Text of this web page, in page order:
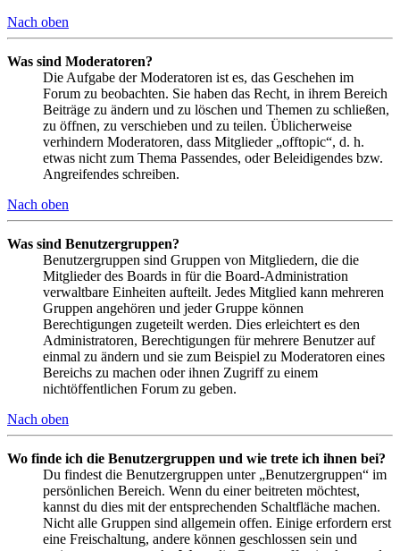
Nach oben
Was sind Moderatoren?
Die Aufgabe der Moderatoren ist es, das Geschehen im
Forum zu beobachten. Sie haben das Recht, in ihrem Bereich
Beiträge zu ändern und zu löschen und Themen zu schließen,
zu öffnen, zu verschieben und zu teilen. Üblicherweise
verhindern Moderatoren, dass Mitglieder „offtopic“, d. h.
etwas nicht zum Thema Passendes, oder Beleidigendes bzw.
Angreifendes schreiben.
Nach oben
Was sind Benutzergruppen?
Benutzergruppen sind Gruppen von Mitgliedern, die die
Mitglieder des Boards in für die Board-Administration
verwaltbare Einheiten aufteilt. Jedes Mitglied kann mehreren
Gruppen angehören und jeder Gruppe können
Berechtigungen zugeteilt werden. Dies erleichtert es den
Administratoren, Berechtigungen für mehrere Benutzer auf
einmal zu ändern und sie zum Beispiel zu Moderatoren eines
Bereichs zu machen oder ihnen Zugriff zu einem
nichtöffentlichen Forum zu geben.
Nach oben
Wo finde ich die Benutzergruppen und wie trete ich ihnen bei?
Du findest die Benutzergruppen unter „Benutzergruppen“ im
persönlichen Bereich. Wenn du einer beitreten möchtest,
kannst du dies mit der entsprechenden Schaltfläche machen.
Nicht alle Gruppen sind allgemein offen. Einige erfordern erst
eine Freischaltung, andere können geschlossen sein und